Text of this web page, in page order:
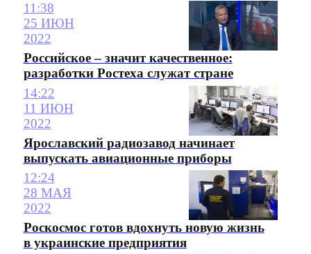
11:38
25 ИЮН
2022
Российское – значит качественное:
разработки Ростеха служат стране
14:22
11 ИЮН
2022
Ярославский радиозавод начинает
выпускать авиационные приборы
12:24
28 МАЯ
2022
Роскосмос готов вдохнуть новую жизнь
в украинские предприятия